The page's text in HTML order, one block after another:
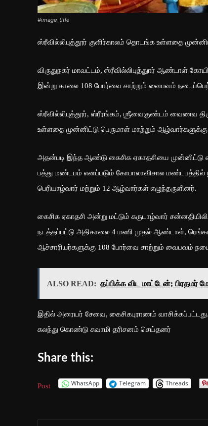
#image_title
ஸ்ரீவில்லிபுத்தூர் குளிர்காலம் தொடங்க உள்ளதை
விருதுநகர் மாவட்டம், ஸ்ரீவில்லிபுத்துார் ஆண்டாள்
இன்று காலை 108 போர்வை சாற்றும் வைபவம்
ஸ்ரீவில்லிபுத்தூர், ஸ்ரீரங்கம், ஶ்ரீவைகுண்டம் வைணவ
உள்ளதை முன்னிட்டு பெருமாள் மாற்றும்
அதன்படி இந்த ஆண்டு கைசிக ஏகாதசியை முன்னிட்டு
பத்து மண்டபம் எனப்படும் கோபாலாவிசால மண்டபத்தில்
பெரியாழ்வார் மற்றும் 12 ஆழ்வார்கள் எழுந்தருளினர்.
கைசிக ஏகாதசி அன்று மட்டும் கருடாழ்வார்
நடத்தப்பட்டு அதிகாலை 4 மணி முதல் ஆண்டாள்,
ஆச்சாரியர்களுக்கு 108 போர்வை சாற்றும் வைபவம்
ALSO READ: தப்பிக்க விட மாட்டேன்; பிரதமர்
இதில் அரையர் சேவை, கைசிகபுராணம்
கலந்து கொண்டு சுவாமி தரிசனம் செய்தனர்
Share this:
Post WhatsApp Telegram Threads